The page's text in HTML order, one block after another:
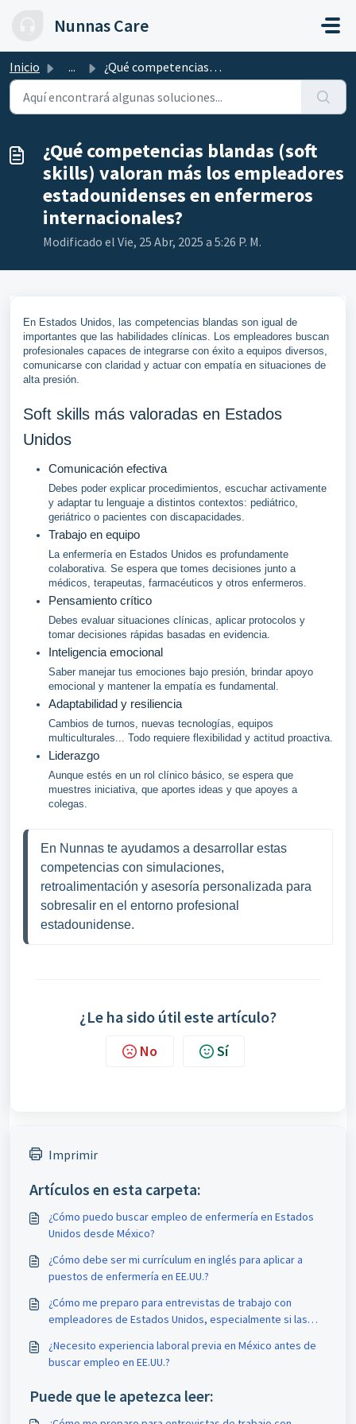
Nunnas Care
Inicio ... ¿Qué competencias blandas (soft skills) valoran más los e...
¿Qué competencias blandas (soft
skills) valoran más los empleadores
estadounidenses en enfermeros
internacionales?
Modificado el Vie, 25 Abr, 2025 a 5:26 P. M.
En Estados Unidos, las competencias blandas son igual de
importantes que las habilidades clínicas. Los empleadores buscan
profesionales capaces de integrarse con éxito a equipos diversos,
comunicarse con claridad y actuar con empatía en situaciones de
alta presión.
Soft skills más valoradas en Estados
Unidos
Comunicación efectiva
Debes poder explicar procedimientos, escuchar activamente
y adaptar tu lenguaje a distintos contextos: pediátrico,
geriátrico o pacientes con discapacidades.
Trabajo en equipo
La enfermería en Estados Unidos es profundamente
colaborativa. Se espera que tomes decisiones junto a
médicos, terapeutas, farmacéuticos y otros enfermeros.
Pensamiento crítico
Debes evaluar situaciones clínicas, aplicar protocolos y
tomar decisiones rápidas basadas en evidencia.
Inteligencia emocional
Saber manejar tus emociones bajo presión, brindar apoyo
emocional y mantener la empatía es fundamental.
Adaptabilidad y resiliencia
Cambios de turnos, nuevas tecnologías, equipos
multiculturales... Todo requiere flexibilidad y actitud proactiva.
Liderazgo
Aunque estés en un rol clínico básico, se espera que
muestres iniciativa, que aportes ideas y que apoyes a
colegas.
En Nunnas te ayudamos a desarrollar estas
competencias con simulaciones,
retroalimentación y asesoría personalizada para
sobresalir en el entorno profesional
estadounidense.
¿Le ha sido útil este artículo?
No Sí
Imprimir
Artículos en esta carpeta:
¿Cómo puedo buscar empleo de enfermería en Estados
Unidos desde México?
¿Cómo debe ser mi currículum en inglés para aplicar a
puestos de enfermería en EE.UU.?
¿Cómo me preparo para entrevistas de trabajo con
empleadores de Estados Unidos, especialmente si las
¿Necesito experiencia laboral previa en México antes de
buscar empleo en EE.UU.?
Puede que le apetezca leer: